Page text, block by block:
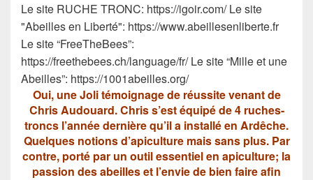
Le site RUCHE TRONC: https://igoir.com/ Le site
"Abeilles en Liberté": https://www.abeillesenliberte.fr
Le site “FreeTheBees”:
https://freethebees.ch/language/fr/ Le site “Mille et une
Abeilles”: https://1001abeilles.org/
Oui, une Joli témoignage de réussite venant de
Chris Audouard. Chris s’est équipé de 4 ruches-
troncs l’année dernière qu’il a installé en Ardêche.
Quelques notions d’apiculture mais sans plus. Par
contre, porté par un outil essentiel en apiculture; la
passion des abeilles et l’envie de bien faire afin